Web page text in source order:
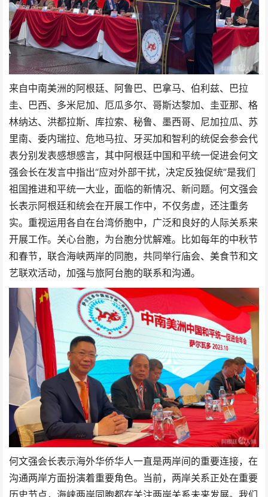
来自中南美洲的阿根廷、阿鲁巴、巴拿马、伯利兹、巴拉
圭、巴西、多米尼加、厄瓜多尔、哥斯达黎加、圭亚那、格
林纳达、洪都拉斯、库拉索、秘鲁、墨西哥、尼加拉瓜、苏
里南、委内瑞拉、危地马拉、牙买加和智利的统促会参会代
表分别发表感想感言，其中阿根廷中国和平统一促进会何文
强会长在发言中指出“应对外部干扰，决定反独促统”是我们
祖国推进和平统一大业，面临的新情况、新问题。何文强会
长表示阿根廷和统会在开展工作中，不仅务虚，还注重务
实。重视运用各自在台湾侨胞中，广泛和良好的人际关系来
开展工作。关心台胞，为台胞分忧解难。比如每年的中秋节
和春节，联合海峡两岸的同胞，共同举行庙会、美食节和文
艺联欢活动，加强与旅阿台胞的联系和沟通。
何文强会长表示海外华侨华人一直是两岸间的重要连接，在
沟通两岸方面扮演着重要角色。当前，两岸关系正处在重要